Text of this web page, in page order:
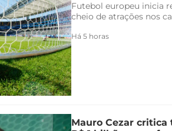
Futebol europeu inicia
cheio de atrações nos
Há 5 horas
Mauro Cezar